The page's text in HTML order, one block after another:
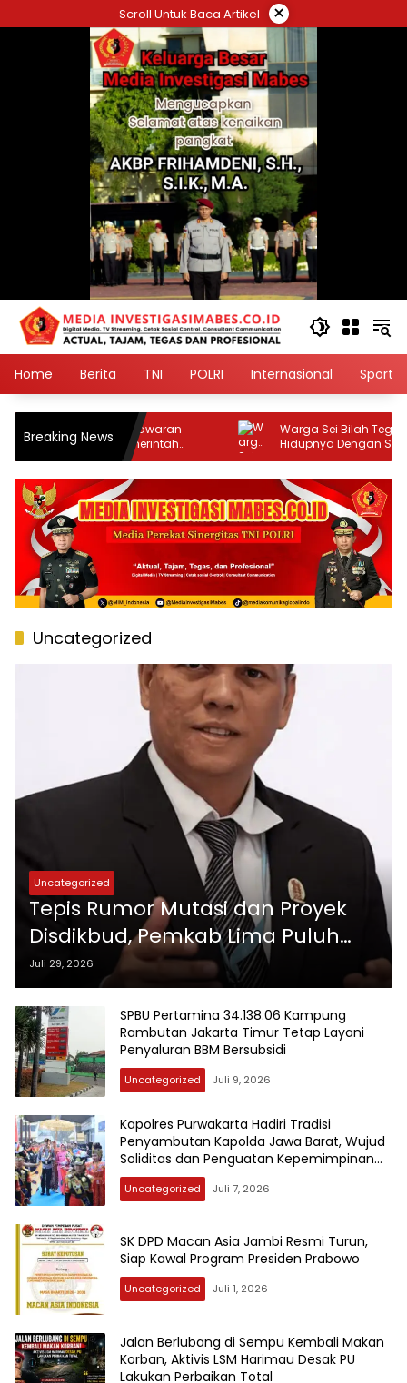
ke
Scroll Untuk Baca Artikel ×
Home Berita TNI POLRI Internasional Sport
Breaking News
Warga Sei Bilah Tega Mengakhiri
Hidupnya Dengan Seutas Tali
Uncategorized
Uncategorized
Tepis Rumor Mutasi dan Proyek
Disdikbud, Pemkab Lima Puluh
Kota: Semua Sesuai Regulasi!
Juli 29, 2026
SPBU Pertamina 34.138.06 Kampung
Rambutan Jakarta Timur Tetap Layani
Penyaluran BBM Bersubsidi
Uncategorized Juli 9, 2026
Kapolres Purwakarta Hadiri Tradisi
Penyambutan Kapolda Jawa Barat, Wujud
Soliditas dan Penguatan Kepemimpinan
Polri
Uncategorized Juli 7, 2026
SK DPD Macan Asia Jambi Resmi Turun,
Siap Kawal Program Presiden Prabowo
Uncategorized Juli 1, 2026
Jalan Berlubang di Sempu Kembali Makan
Korban, Aktivis LSM Harimau Desak PU
Lakukan Perbaikan Total